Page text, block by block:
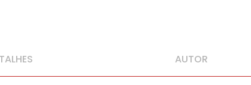
AUTOR